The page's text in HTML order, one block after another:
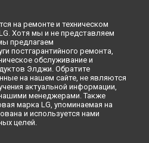
на ремонте и техническом
Хотя мы и не представляем
предлагаем
постгарантийного ремонта,
обслуживание и
Элджи. Обратите
на нашем сайте, не являются
актуальной информации,
менеджерами. Также
марка LG, упоминаемая на
и используется нами
целей.